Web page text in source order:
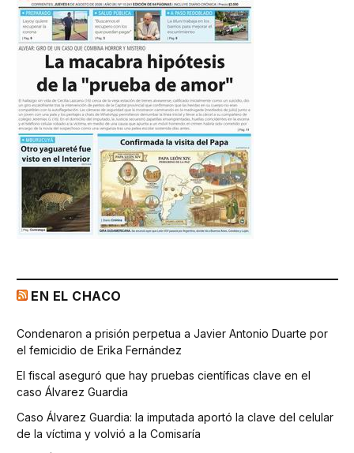
EN EL CHACO
Condenaron a prisión perpetua a Javier Antonio Duarte por
el femicidio de Erika Fernández
El fiscal aseguró que hay pruebas científicas clave en el
caso Álvarez Guardia
Caso Álvarez Guardia: la imputada aportó la clave del celular
de la víctima y volvió a la Comisaría